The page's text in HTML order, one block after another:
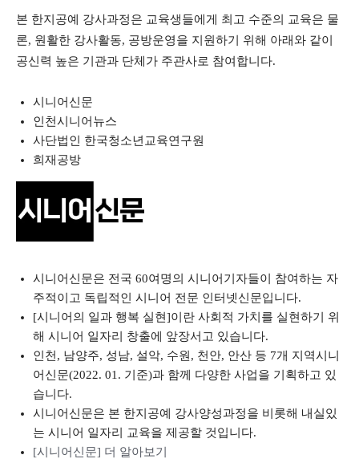
본 한지공예 강사과정은 교육생들에게 최고 수준의 교육은 물
론, 원활한 강사활동, 공방운영을 지원하기 위해 아래와 같이
공신력 높은 기관과 단체가 주관사로 참여합니다.
시니어신문
인천시니어뉴스
사단법인 한국청소년교육연구원
희재공방
시니어신문은 전국 60여명의 시니어기자들이 참여하는 자
주적이고 독립적인 시니어 전문 인터넷신문입니다.
[시니어의 일과 행복 실현]이란 사회적 가치를 실현하기 위
해 시니어 일자리 창출에 앞장서고 있습니다.
인천, 남양주, 성남, 설악, 수원, 천안, 안산 등 7개 지역시니
어신문(2022. 01. 기준)과 함께 다양한 사업을 기획하고 있
습니다.
시니어신문은 본 한지공예 강사양성과정을 비롯해 내실있
는 시니어 일자리 교육을 제공할 것입니다.
[시니어신문] 더 알아보기